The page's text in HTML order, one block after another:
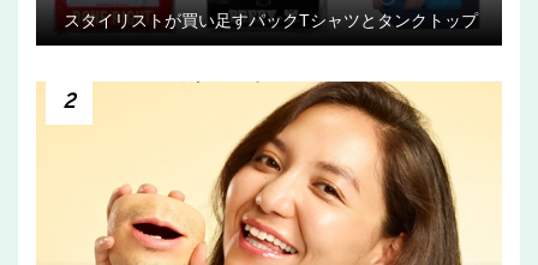
スタイリストが買い足すパックTシャツとタンクトップ
2